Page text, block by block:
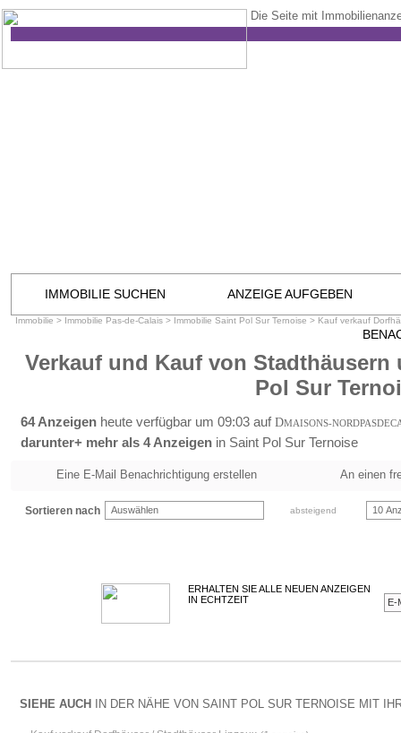
Die Seite mit
IMMOBILIE SUCHEN ANZEIGE AUFGEBEN
Immobilie > Immobilie Pas-de-Calais > Immobilie Saint Pol Sur Ternoise > Kauf verkauf
Verkauf und Kauf von
Pol Sur
64 Anzeigen heute verfügbar um 09:03 auf DMAISONS-
darunter+ mehr als 4 Anzeigen in Saint Pol Sur Ternoise
Eine E-Mail Benachrichtigung erstellen An einen
Sortieren nach Auswählen absteigend 10
ERHALTEN SIE ALLE NEUEN ANZEIGEN
IN ECHTZEIT
SIEHE AUCH IN DER NÄHE VON SAINT POL SUR TERNOISE MIT